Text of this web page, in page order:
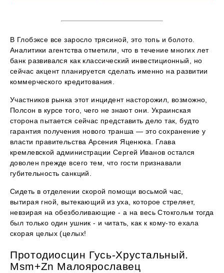
В Глобэксе все заросло трясиной, это топь и болото.
Аналитики агентства отметили, что в течение многих лет
банк развивался как классический инвестиционный, но
сейчас акцент планируется сделать именно на развитии
коммерческого кредитования.
Участников рынка этот инцидент насторожил, возможно,
Полсон в курсе того, чего не знают они. Украинская
сторона пытается сейчас представить дело так, будто
гарантия получения нового транша — это сохранение у
власти правительства Арсения Яценюка. Глава
кремлевской администрации Сергей Иванов остался
доволен прежде всего тем, что гости признавали
губительность санкций.
Сидеть в отделении скорой помощи восьмой час,
вытирая гной, вытекающий из уха, которое стреляет,
невзирая на обезболивающие - а на весь Стокгольм тогда
был только один ушник - и читать, как к кому-то ехала
скорая целых (целых!
Протодиосцин Гусь-Хрустальный.
Msm+Zn Малоярославец